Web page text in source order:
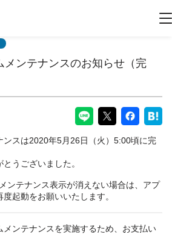
メンテナンスのお知らせ（完
ンスは2020年5月26日（火）5:00頃に完
うございました。
ンテナンス表示が消えない場合は、アプ
起動をお願いいたします。
ンテナンスを実施するため、お支払い